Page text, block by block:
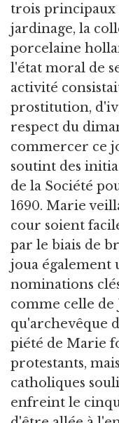
trois principaux
jardinage, la
porcelaine
l'état moral de
activité
prostitution,
respect du
commercer ce
soutint des
de la Société
1690. Marie
cour soient
par le biais de
joua également
nominations
comme celle
qu'archevêque
piété de Marie
protestants,
catholiques
enfreint le